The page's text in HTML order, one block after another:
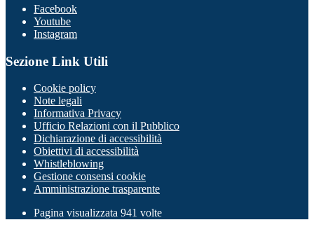
Facebook
Youtube
Instagram
Sezione Link Utili
Cookie policy
Note legali
Informativa Privacy
Ufficio Relazioni con il Pubblico
Dichiarazione di accessibilità
Obiettivi di accessibilità
Whistleblowing
Gestione consensi cookie
Amministrazione trasparente
Pagina visualizzata 941 volte